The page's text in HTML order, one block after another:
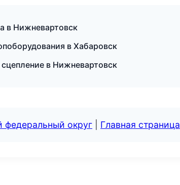
в Нижневартовск
в Хабаровск
в Нижневартовск
федеральный округ Главная страница